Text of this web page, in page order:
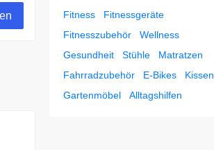
Fitness
Fitnessgeräte
Fitnesszubehör
Wellness
Gesundheit
Stühle
Matratzen
Fahrradzubehör
E-Bikes
Kissen
Gartenmöbel
Alltagshilfen